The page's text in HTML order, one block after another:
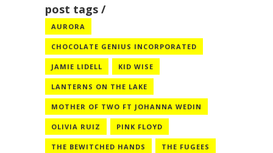
post tags
AURORA
CHOCOLATE GENIUS INCORPORATED
JAMIE LIDELL KID WISE
LANTERNS ON THE LAKE
MOTHER OF TWO FT JOHANNA WEDIN
OLIVIA RUIZ PINK FLOYD
THE BEWITCHED HANDS THE FUGEES